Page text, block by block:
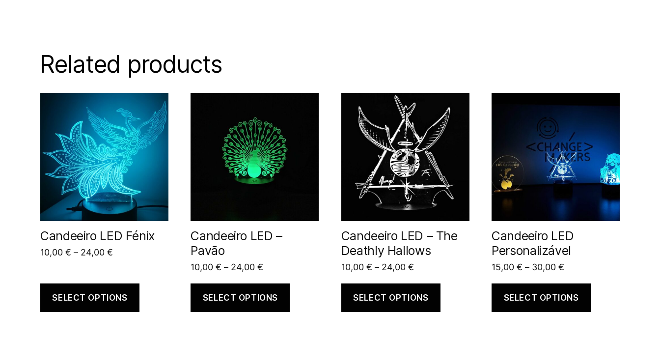
Related products
Candeeiro LED Fénix
10,00 € – 24,00 €
SELECT OPTIONS
Candeeiro LED –
Pavão
10,00€ – 24,00€
SELECT OPTIONS
Candeeiro LED – The
Deathly Hallows
10,00 € – 24,00 €
SELECT OPTIONS
Candeeiro LED
Personalizável
15,00€ – 30,00€
SELECT OPTIONS